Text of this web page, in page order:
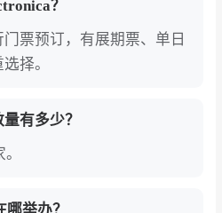
下:Robert Bosch Gmb
Manufacturing Co.,
Power Co., Ltd、T
计汇聚500余家参展企
名录（含展位号、联系
网或聚展网咨询获取。
件展（Electronica）的
？
票预订，有展期票、单日
择。
有多少？
举办？